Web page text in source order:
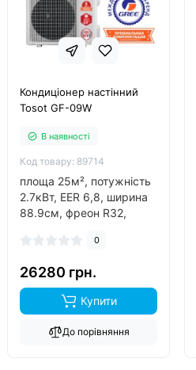
Кондиціонер настінний
Tosot GF-09W
В наявності
Код товару: 89714
площа 25м², потужність
2.7кВт, EER 6,8, ширина
88.9см, фреон R32,
0
26280 грн.
Купити
До порівняння